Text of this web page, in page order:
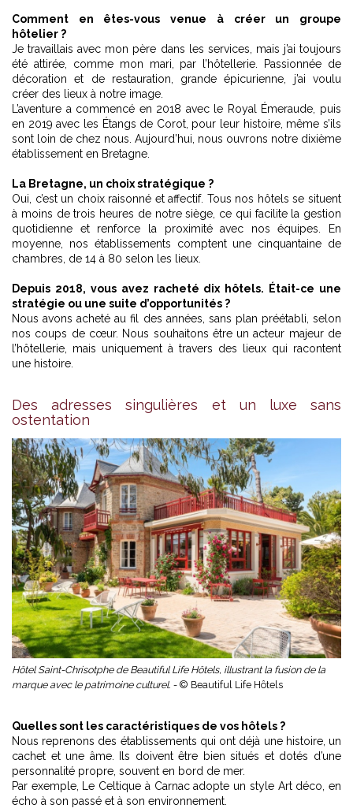
Comment en êtes-vous venue à créer un groupe
hôtelier ?
Je travaillais avec mon père dans les services, mais j’ai toujours
été attirée, comme mon mari, par l’hôtellerie. Passionnée de
décoration et de restauration, grande épicurienne, j’ai voulu
créer des lieux à notre image.
L’aventure a commencé en 2018 avec le Royal Émeraude, puis
en 2019 avec les Étangs de Corot, pour leur histoire, même s’ils
sont loin de chez nous. Aujourd’hui, nous ouvrons notre dixième
établissement en Bretagne.
La Bretagne, un choix stratégique ?
Oui, c’est un choix raisonné et affectif. Tous nos hôtels se situent
à moins de trois heures de notre siège, ce qui facilite la gestion
quotidienne et renforce la proximité avec nos équipes. En
moyenne, nos établissements comptent une cinquantaine de
chambres, de 14 à 80 selon les lieux.
Depuis 2018, vous avez racheté dix hôtels. Était-ce une
stratégie ou une suite d’opportunités ?
Nous avons acheté au fil des années, sans plan préétabli, selon
nos coups de cœur. Nous souhaitons être un acteur majeur de
l’hôtellerie, mais uniquement à travers des lieux qui racontent
une histoire.
Des adresses singulières et un luxe sans
ostentation
Hôtel Saint-Chrisotphe de Beautiful Life Hôtels, illustrant la fusion de la
marque avec le patrimoine culturel. - © Beautiful Life Hôtels
Quelles sont les caractéristiques de vos hôtels ?
Nous reprenons des établissements qui ont déjà une histoire, un
cachet et une âme. Ils doivent être bien situés et dotés d’une
personnalité propre, souvent en bord de mer.
Par exemple,
Le Celtique à Carnac adopte un style Art déco , en
écho à son passé et à son environnement.